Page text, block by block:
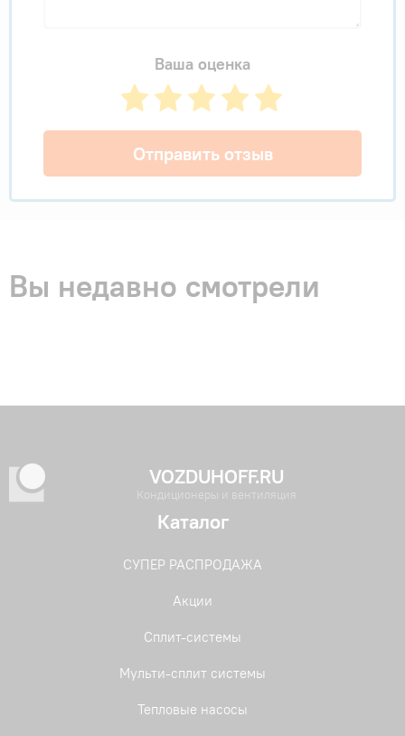
Ваша оценка
Отправить отзыв
Вы недавно смотрели
VOZDUHOFF.RU
Кондиционеры и вентиляция
Каталог
СУПЕР РАСПРОДАЖА
Акции
Сплит-системы
Мульти-сплит системы
Тепловые насосы